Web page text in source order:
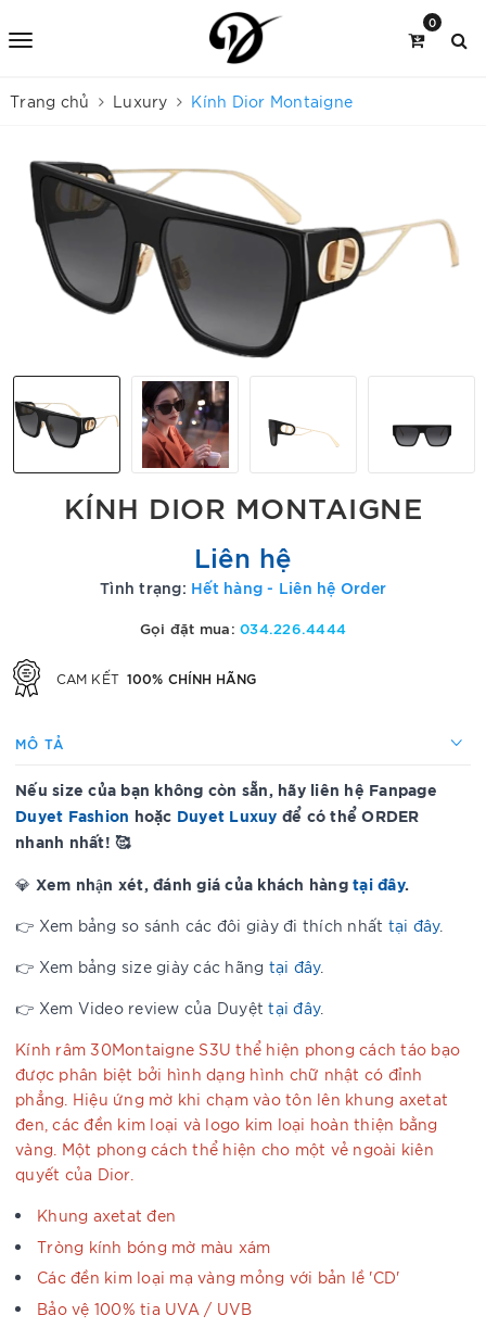
0
Trang chủ Luxury Kính Dior Montaigne
KÍNH DIOR MONTAIGNE
Liên hệ
Tình trạng: Hết hàng - Liên hệ Order
Gọi đặt mua:034.226.4444
CAM KẾT 100% CHÍNH HÃNG
MÔ TẢ
Nếu size của bạn không còn sẵn, hãy liên hệ Fanpage
Duyet Fashion hoặc Duyet Luxuy để có thể ORDER
nhanh nhất! 🥰
💎 Xem nhận xét, đánh giá của khách hàng tại đây.
👉 Xem bảng so sánh các đôi giày đi thích nhất tại đây.
👉 Xem bảng size giày các hãng tại đây.
👉 Xem Video review của Duyệttại đây.
Kính râm 30Montaigne S3U thể hiện phong cách táo bạo
được phân biệt bởi hình dạng hình chữ nhật có đỉnh
phẳng. Hiệu ứng mờ khi chạm vào tôn lên khung axetat
đen, các đền kim loại và logo kim loại hoàn thiện bằng
vàng. Một phong cách thể hiện cho một vẻ ngoài kiên
quyết của Dior.
Khung axetat đen
Tròng kính bóng mờ màu xám
Các đền kim loại mạ vàng mỏng với bản lề 'CD'
Bảo vệ 100% tia UVA / UVB